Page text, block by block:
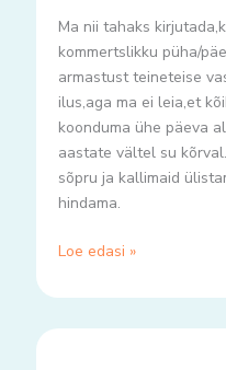
Ma nii tahaks
kommertslikku püha/
armastust teineteise
ilus,aga ma ei leia,et
koonduma ühe päeva
aastate vältel su
sõpru ja kallimaid
hindama.
Loe edasi »